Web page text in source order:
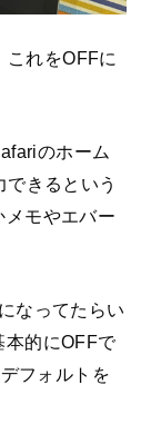
れをOFFに
のホーム
きるという
メモやエバー
なってたらい
本的にOFFで
フォルトを